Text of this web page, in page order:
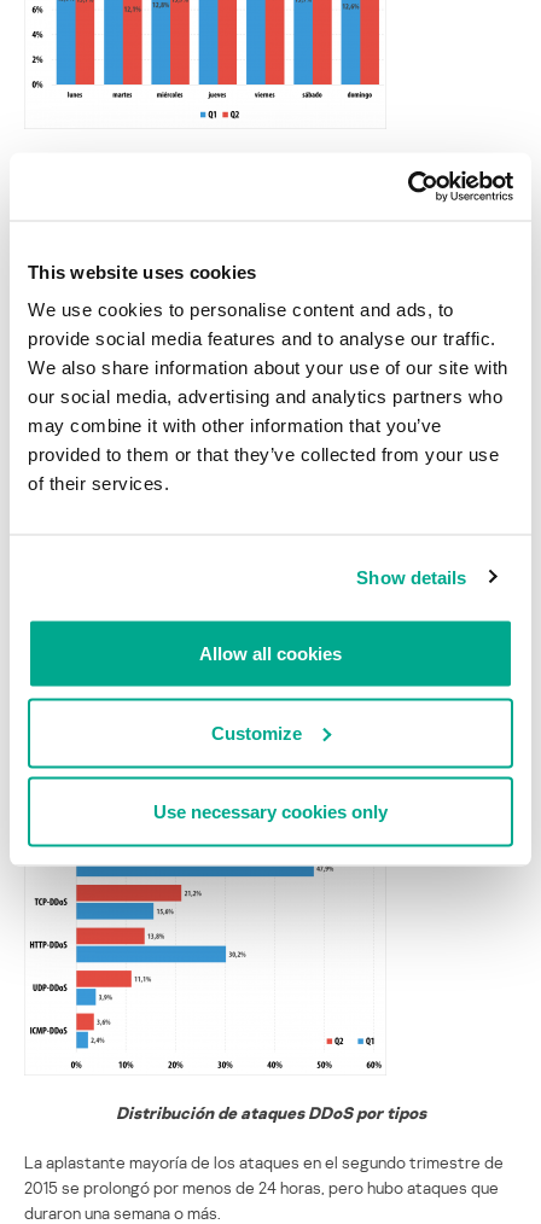
This website uses cookies
We use cookies to personalise content and ads, to
provide social media features and to analyse our traffic.
We also share information about your use of our site with
our social media, advertising and analytics partners who
may combine it with other information that you’ve
provided to them or that they’ve collected from your use
of their services.
Show details
Allow all cookies
Customize
Use necessary cookies only
Distribución de ataques DDoS por días de la semana
de semana los delincuentes hayan puesto a funcionar su botnet en
Tipos y duración de los ataques DDoS
La efectividad de los ataques DDoS se basa en su duración y el
tipo de escenario que usa, porque estos son los parámetros que
determinan la magnitud del daño que causan a la víctima.
usaron bots de dos familias diferentes (o usaron los servicios de
sigue siendo SYN-DDoS (50,3%), mientras que TCP-DDoS (21,2%)
ha vuelto a ocupar el segundo puesto de la estadística,
Distribución de ataques DDoS por tipos
La aplastante mayoría de los ataques en el segundo trimestre de
2015 se prolongó por menos de 24 horas, pero hubo ataques que
duraron una semana o más.